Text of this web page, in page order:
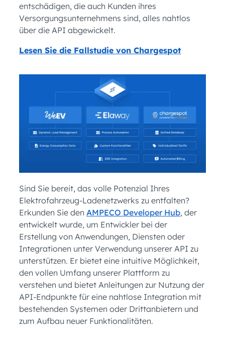
entschädigen, die auch Kunden ihres
Versorgungsunternehmens sind, alles nahtlos
über die API abgewickelt.
Lesen Sie die Fallstudie von Chargespot
Sind Sie bereit, das volle Potenzial Ihres
Elektrofahrzeug-Ladenetzwerks zu entfalten?
Erkunden Sie den AMPECO Developer Hub, der
entwickelt wurde, um Entwickler bei der
Erstellung von Anwendungen, Diensten oder
Integrationen unter Verwendung unserer API zu
unterstützen. Er bietet eine intuitive Möglichkeit,
den vollen Umfang unserer Plattform zu
verstehen und bietet Anleitungen zur Nutzung der
API-Endpunkte für eine nahtlose Integration mit
bestehenden Systemen oder Drittanbietern und
zum Aufbau neuer Funktionalitäten.